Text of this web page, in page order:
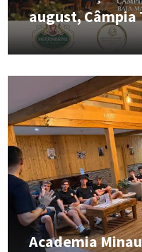
august, Câmpia
Academia